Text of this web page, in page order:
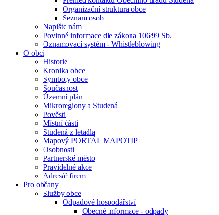
Organizační struktura obce
Seznam osob
Napište nám
Povinné informace dle zákona 106⁄99 Sb.
Oznamovací systém - Whistleblowing
O obci
Historie
Kronika obce
Symboly obce
Současnost
Územní plán
Mikroregiony a Studená
Pověsti
Místní části
Studená z letadla
Mapový PORTÁL MAPOTIP
Osobnosti
Partnerské město
Pravidelné akce
Adresář firem
Pro občany
Služby obce
Odpadové hospodářství
Obecné informace - odpady